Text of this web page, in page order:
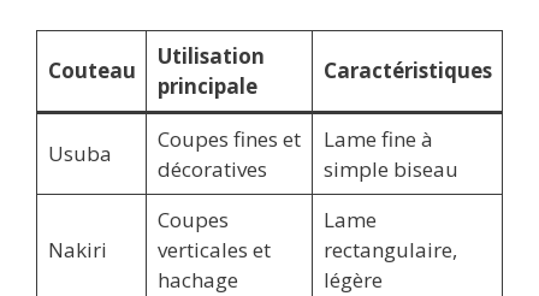
Couteau
Utilisation
principale
Caractéristiques
Usuba
Coupes fines et
décoratives
Lame fine à
simple biseau
Nakiri
Coupes
verticales et
hachage
Lame
rectangulaire,
légère